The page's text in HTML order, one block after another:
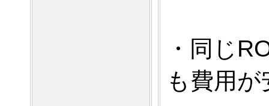
・同じ
も費用